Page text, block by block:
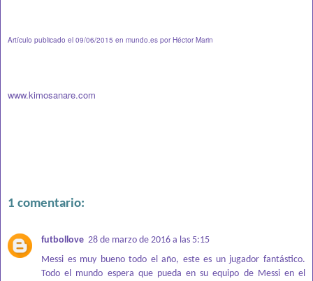
Artículo publicado el 09/06/2015 en mundo.es por Héctor Marin
www.kimosanare.com
1 comentario:
futbollove 28 de marzo de 2016 a las 5:15
Messi es muy bueno todo el año, este es un jugador fantástico.
Todo el mundo espera que pueda en su equipo de Messi en el